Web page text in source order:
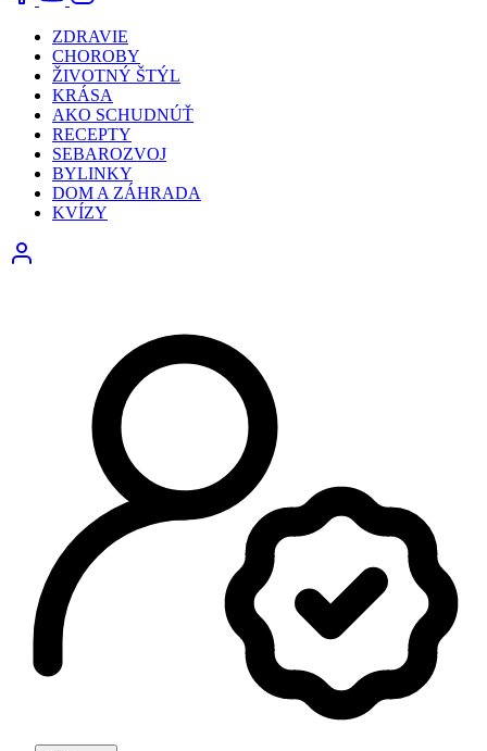
ZDRAVIE
CHOROBY
ŽIVOTNÝ ŠTÝL
KRÁSA
AKO SCHUDNÚŤ
RECEPTY
SEBAROZVOJ
BYLINKY
DOM A ZÁHRADA
KVÍZY